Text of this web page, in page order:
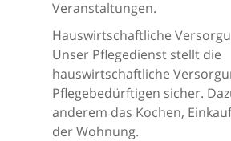
Veranstaltungen.
Hauswirtschaftliche
Unser Pflegedienst stellt die
hauswirtschaftliche
Pflegebedürftigen sicher.
anderem das Kochen,
der Wohnung.